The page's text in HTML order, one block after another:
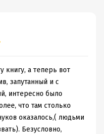
книгу, а теперь вот
запутанный и с
интересно было
что там столько
оказалось,( людьми
Безусловно,